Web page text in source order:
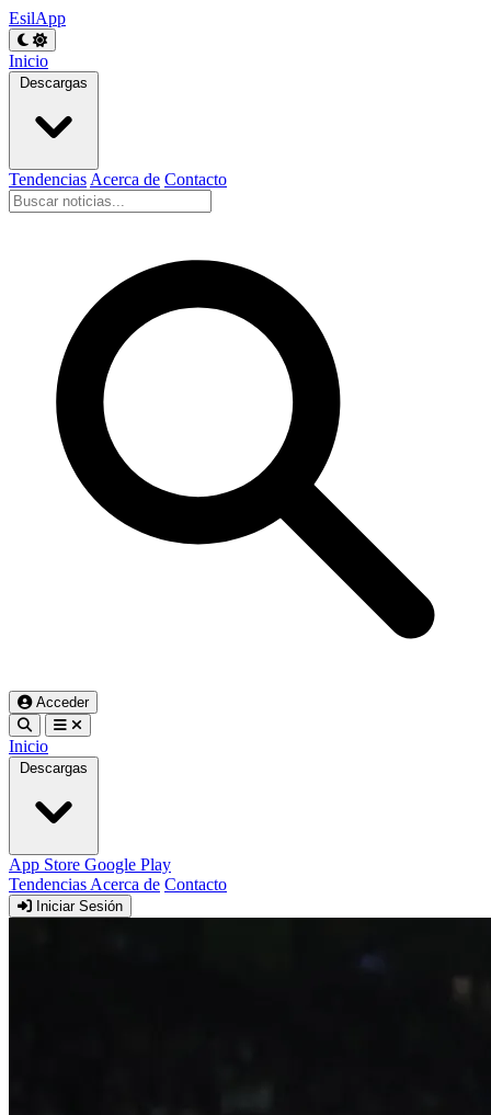
EsilApp
Inicio
Descargas
Tendencias Acerca de Contacto
Acceder
Inicio
Descargas
App Store Google Play
Tendencias Acerca de Contacto
Iniciar Sesión